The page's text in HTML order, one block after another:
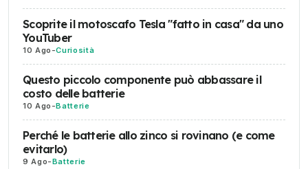
Scoprite il motoscafo Tesla "fatto in casa" da uno
YouTuber
10 Ago -Curiosità
Questo piccolo componente può abbassare il
costo delle batterie
10 Ago -Batterie
Perché le batterie allo zinco si rovinano (e come
evitarlo)
9 Ago-Batterie